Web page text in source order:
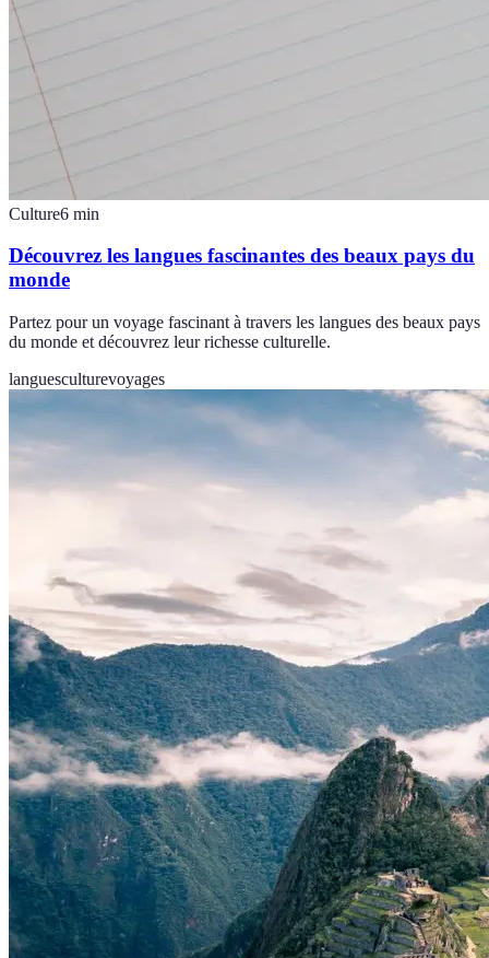
Culture6 min
Découvrez les langues fascinantes des beaux pays du
monde
Partez pour un voyage fascinant à travers les langues des beaux pays
du monde et découvrez leur richesse culturelle.
languesculturevoyages